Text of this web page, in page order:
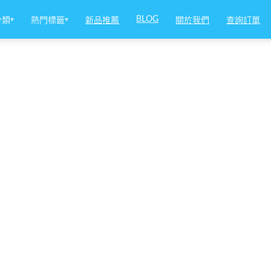
類▾ 熱門標籤▾ 新品推薦 BLOG 關於我們 查詢訂單